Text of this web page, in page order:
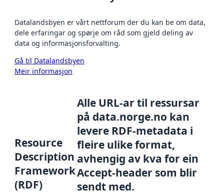
Datalandsbyen er vårt nettforum der du kan be om data,
dele erfaringar og spørje om råd som gjeld deling av
data og informasjonsforvalting.
Gå til Datalandsbyen
Meir informasjon
Resource
Description
Framework
(RDF)
Alle URL-ar til ressursar
på data.norge.no kan
levere RDF-metadata i
fleire ulike format,
avhengig av kva for ein
Accept-header som blir
sendt med.